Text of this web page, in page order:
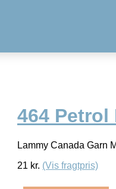
464 Petrol
Lammy Canada Garn
21 kr. (Vis fragtpris)